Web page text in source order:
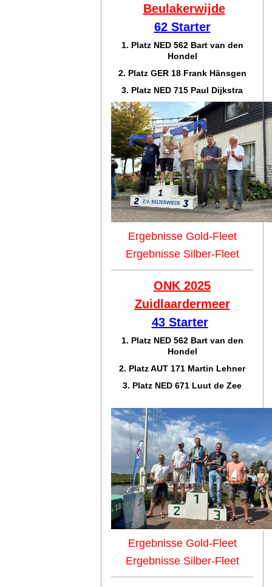
Beulakerwijde
62 Starter
1. Platz NED 562 Bart van den
Hondel
2. Platz GER 18 Frank Hänsgen
3. Platz NED 715 Paul Dijkstra
Ergebnisse Gold-Fleet
Ergebnisse Silber-Fleet
ONK 2025
Zuidlaardermeer
43 Starter
1. Platz NED 562 Bart van den
Hondel
2. Platz AUT 171 Martin Lehner
3. Platz NED 671 Luut de Zee
Ergebnisse Gold-Fleet
Ergebnisse Silber-Fleet